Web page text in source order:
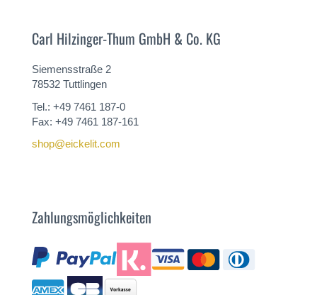
Carl Hilzinger-Thum GmbH & Co. KG
Siemensstraße 2
78532 Tuttlingen
Tel.: +49 7461 187-0
Fax: +49 7461 187-161
shop@eickelit.com
Zahlungsmöglichkeiten